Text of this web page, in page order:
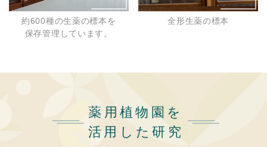
約600種の生薬の標本を
保存管理しています。
全形生薬の標本
薬用植物園を
活用した研究